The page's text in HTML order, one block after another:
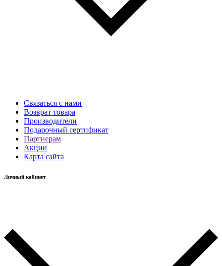
Связаться с нами
Возврат товара
Производители
Подарочный сертификат
Партнерам
Акции
Карта сайта
Личный кабинет